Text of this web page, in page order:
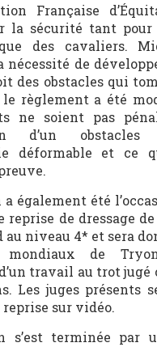
Française
la sécurité tant
des cavaliers.
nécessité de
des obstacles qui
le règlement a été
ne soient pas
d’un obstacles
déformable et ce
également été
reprise de dressage
au niveau 4* et sera
mondiaux de
travail au trot
Les juges présents
sur vidéo.
s’est terminée par